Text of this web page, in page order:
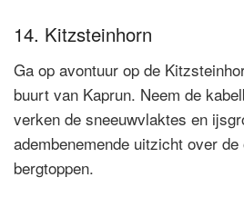
14. Kitzsteinhorn
Ga op avontuur op de
buurt van Kaprun. Neem de
verken de sneeuwvlaktes en
adembenemende uitzicht over de
bergtoppen.